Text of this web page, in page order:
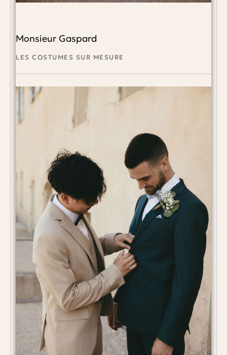
Monsieur Gaspard
LES COSTUMES SUR MESURE